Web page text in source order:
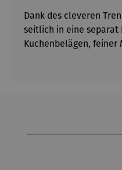
Dank des cleveren
seitlich in eine
Kuchenbelägen, feiner